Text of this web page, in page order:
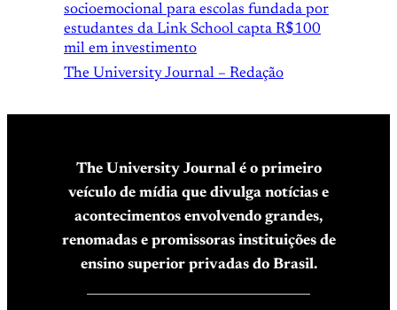
socioemocional para escolas fundada por
estudantes da Link School capta R$100
mil em investimento
The University Journal – Redação
The University Journal é o primeiro
veículo de mídia que divulga notícias e
acontecimentos envolvendo grandes,
renomadas e promissoras instituições de
ensino superior privadas do Brasil.